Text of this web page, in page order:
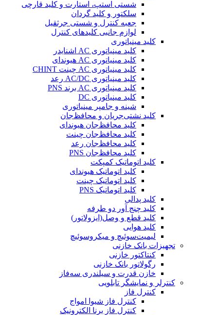
شستی استپ، استارت و کلید قارچی
سلکتور و کلید گردان
جعبه کنترل و شستی جرثقیل
لوازم جانبی کلیدهای کنترل
کلید مینیاتوری
کلید مینیاتوری AC اشنایدر
کلید مینیاتوری AC هیوندای
کلید مینیاتوری AC چینت CHINT
کلید مینیاتوری AC/DC رعد
کلید مینیاتوری AC برند PNS
کلید مینیاتوری DC
شینه و جامپر مینیاتوری
کلید نشتی‌جریان و محافظ‌جان
کلید محافظ‌جان هیوندای
کلید محافظ‌جان چینت
کلید محافظ‌جان رعد
کلید محافظ‌جان PNS
کلید اتوماتیک کمپکت
کلید اتوماتیک هیوندای
کلید اتوماتیک چینت
کلید اتوماتیک PNS
کلید پدالی
کلید چنج آور دو طرفه
کلید قطع و وصل(ایزولاتور)
کلید هوایی
لیمیت‌سوئیچ و میکروسوئیچ
تجهیزات بانک خازنی
کنتاکتور خازنی
رگولاتور بانک خازنی
خازن قدرت و سیلندری سه‌فاز
کنترلر و نمایشگر تابلویی
کنترل فاز
کنترل فاز شیوا امواج
کنترل فاز برنا الکترونیک